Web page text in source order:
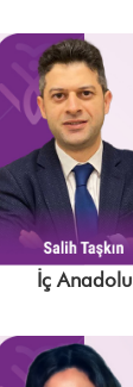
İç Anadolu